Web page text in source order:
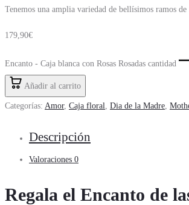
Tenemos una amplia variedad de bellísimos ramos
179,90€
Encanto - Caja blanca con Rosas Rosadas cantidad
Añadir al carrito
Categorías: Amor, Caja floral Dia de la Madre
Descripción
Valoraciones 0
Regala el Encanto de